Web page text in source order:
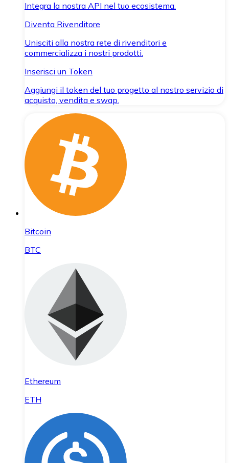
Integra la nostra API nel tuo ecosistema.
Diventa Rivenditore
Unisciti alla nostra rete di rivenditori e
commercializza i nostri prodotti.
Inserisci un Token
Aggiungi il token del tuo progetto al nostro servizio di
acquisto, vendita e swap.
Bitcoin
BTC
Ethereum
ETH